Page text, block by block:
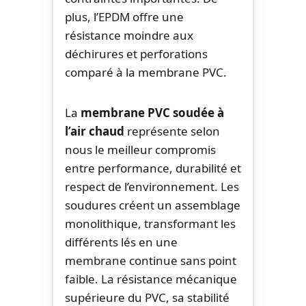
plus, l’EPDM offre une
résistance moindre aux
déchirures et perforations
comparé à la membrane PVC.
La membrane PVC soudée à
l’air chaud représente selon
nous le meilleur compromis
entre performance, durabilité et
respect de l’environnement. Les
soudures créent un assemblage
monolithique, transformant les
différents lés en une
membrane continue sans point
faible. La résistance mécanique
supérieure du PVC, sa stabilité